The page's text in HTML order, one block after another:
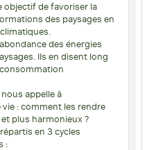
objectif de favoriser la
des paysages en
des énergies
Ils en disent long
appelle à
: comment les rendre
plus harmonieux ?
en 3 cycles
: